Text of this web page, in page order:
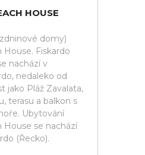
HOUSE
domy)
House. Fiskardo
nachází v
nedaleko od
jako Pláž Zavalata,
terasu a balkon s
Ubytování
House se nachází
(Řecko).